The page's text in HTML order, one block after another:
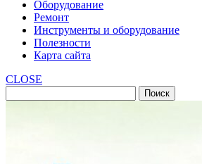
Оборудование
Ремонт
Инструменты и оборудование
Полезности
Карта сайта
CLOSE